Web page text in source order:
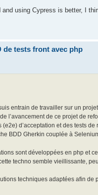
using Cypress is better, I
de tests front avec php
entrain de travailler sur un
l’avancement de ce projet de
d’acceptation et des tests
BDD Gherkin couplée à
sont développées en php et
techno semble vieillissante,
techniques adaptées afin de